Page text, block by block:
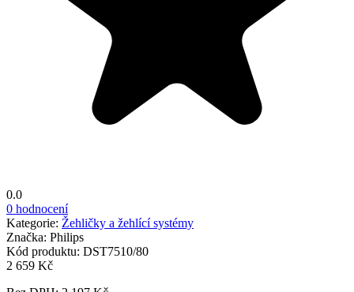
0.0
0 hodnocení
Kategorie: Žehličky a žehlící systémy
Značka: Philips
Kód produktu: DST7510/80
2 659 Kč